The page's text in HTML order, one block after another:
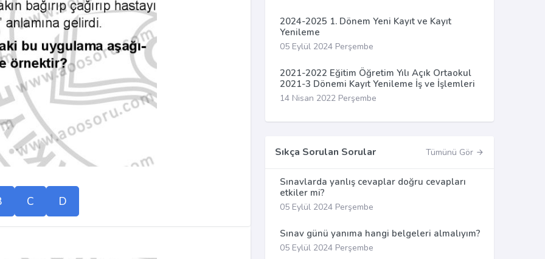
C D
2024-2025 1. Dönem Yeni Kayıt ve Kayıt
Yenileme
05 Eylül 2024 Perşembe
2021-2022 Eğitim Öğretim Yılı Açık Ortaokul
2021-3 Dönemi Kayıt Yenileme İş ve İşlemleri
14 Nisan 2022 Perşembe
Sıkça Sorulan Sorular Tümünü Gör
Sınavlarda yanlış cevaplar doğru cevapları
etkiler mi?
05 Eylül 2024 Perşembe
Sınav günü yanıma hangi belgeleri almalıyım?
05 Eylül 2024 Perşembe